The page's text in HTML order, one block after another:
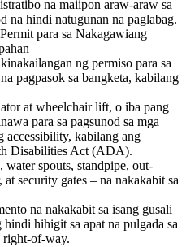
na maiipon araw-araw sa
na hindi natugunan na paglabag.
para sa Nakagawiang
ng permiso para sa
pagpasok sa bangketa, kabilang
at wheelchair lift, o iba pang
para sa pagsunod sa mga
accessibility, kabilang ang
Disabilities Act (ADA).
spouts, standpipe, out-
security gates – na nakakabit sa
na nakakabit sa isang gusali
hindi hihigit sa apat na pulgada sa
of-way.